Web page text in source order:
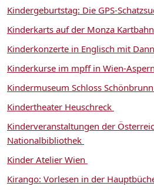
Kindergeburtstag: Die GPS-
Kinderkarts auf der Monza
Kinderkonzerte in Englisch mit
Kinderkurse im mpff in Wien-Aspern
Kindermuseum Schloss Schönbrunn
Kindertheater Heuschreck
Kinderveranstaltungen der
Nationalbibliothek
Kinder Atelier Wien
Kirango: Vorlesen in der